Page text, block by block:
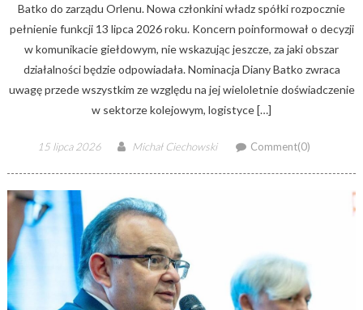
Batko do zarządu Orlenu. Nowa członkini władz spółki rozpocznie
pełnienie funkcji 13 lipca 2026 roku. Koncern poinformował o decyzji
w komunikacie giełdowym, nie wskazując jeszcze, za jaki obszar
działalności będzie odpowiadała. Nominacja Diany Batko zwraca
uwagę przede wszystkim ze względu na jej wieloletnie doświadczenie
w sektorze kolejowym, logistyce […]
Posted
15 lipca 2026 Author
Michał Ciechowski Comment(0)